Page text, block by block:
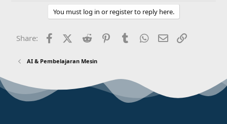
You must log in or register to reply here.
Share: FacebookX (Twitter)
Reddit PinterestTumblr WhatsApp
Email
AI & Pembelajaran Mesin